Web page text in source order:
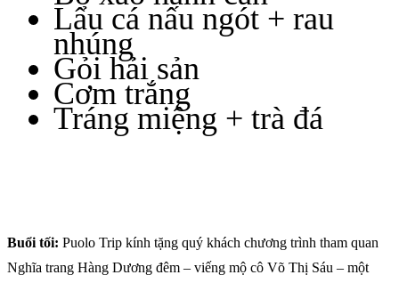
Lẩu cá nấu ngót + rau
nhúng
Gỏi hải sản
Cơm trắng
Tráng miệng + trà đá
Buổi tối: Puolo Trip kính tặng quý khách chương trình tham quan
Nghĩa trang Hàng Dương đêm – viếng mộ cô Võ Thị Sáu – một